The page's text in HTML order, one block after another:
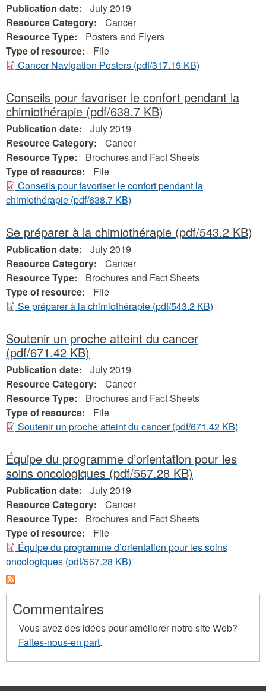
Publication date:
July 2019
Resource Category:
Cancer
Resource Type:
Posters and Flyers
Type of resource:
File
Cancer Navigation Posters (pdf/317.19 KB)
Conseils pour favoriser le confort pendant la
chimiothérapie (pdf/638.7 KB)
Publication date:
July 2019
Resource Category:
Cancer
Resource Type:
Brochures and Fact Sheets
Type of resource:
File
Conseils pour favoriser le confort pendant la
chimiothérapie (pdf/638.7 KB)
Se préparer à la chimiothérapie (pdf/543.2 KB)
Publication date:
July 2019
Resource Category:
Cancer
Resource Type:
Brochures and Fact Sheets
Type of resource:
File
Se préparer à la chimiothérapie (pdf/543.2 KB)
Soutenir un proche atteint du cancer
(pdf/671.42 KB)
Publication date:
July 2019
Resource Category:
Cancer
Resource Type:
Brochures and Fact Sheets
Type of resource:
File
Soutenir un proche atteint du cancer(pdf/671.42 KB)
Équipe du programme d’orientation pour les
soins oncologiques (pdf/567.28 KB)
Publication date:
July 2019
Resource Category:
Cancer
Resource Type:
Brochures and Fact Sheets
Type of resource:
File
Équipe du programme d’orientation pour les soins
oncologiques (pdf/567.28 KB)
Commentaires
Vous avez des idées pour améliorer notre site Web?
Faites-nous-en part.